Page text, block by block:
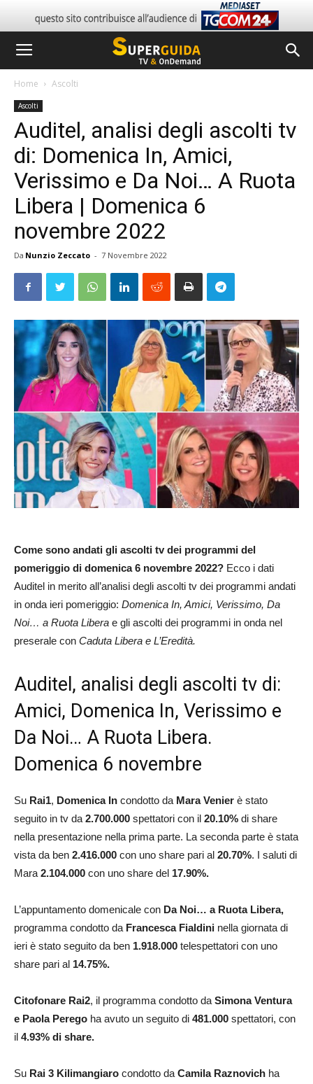
Home Ascolti
Ascolti
Auditel, analisi degli ascolti tv
di: Domenica In, Amici,
Verissimo e Da Noi… A Ruota
Libera | Domenica 6
novembre 2022
Da Nunzio Zeccato - 7 Novembre 2022
Come sono andati gli ascolti tv dei programmi del
pomeriggio di domenica 6 novembre 2022? Ecco i dati
Auditel in merito all’analisi degli ascolti tv dei programmi andati
in onda ieri pomeriggio: Domenica In, Amici, Verissimo, Da
Noi… a Ruota Libera e gli ascolti dei programmi in onda nel
preserale con Caduta Libera e L’Eredità.
Auditel, analisi degli ascolti tv di:
Amici, Domenica In, Verissimo e
Da Noi… A Ruota Libera.
Domenica 6 novembre
Su Rai1, Domenica In condotto da Mara Venier è stato
seguito in tv da 2.700.000 spettatori con il 20.10% di share
nella presentazione nella prima parte. La seconda parte è stata
vista da ben 2.416.000 con uno share pari al 20.70%. I saluti di
Mara 2.104.000 con uno share del 17.90%.
L’appuntamento domenicale con Da Noi… a Ruota Libera,
programma condotto da Francesca Fialdini nella giornata di
ieri è stato seguito da ben 1.918.000 telespettatori con uno
share pari al 14.75%.
Citofonare Rai2, il programma condotto da Simona Ventura
e Paola Perego ha avuto un seguito di 481.000 spettatori, con
il 4.93% di share.
Su Rai 3 Kilimangiaro condotto da Camila Raznovich ha